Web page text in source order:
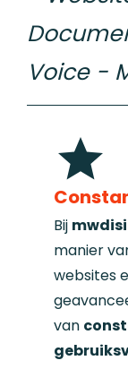
Voice -
Bij
manier
websites
van